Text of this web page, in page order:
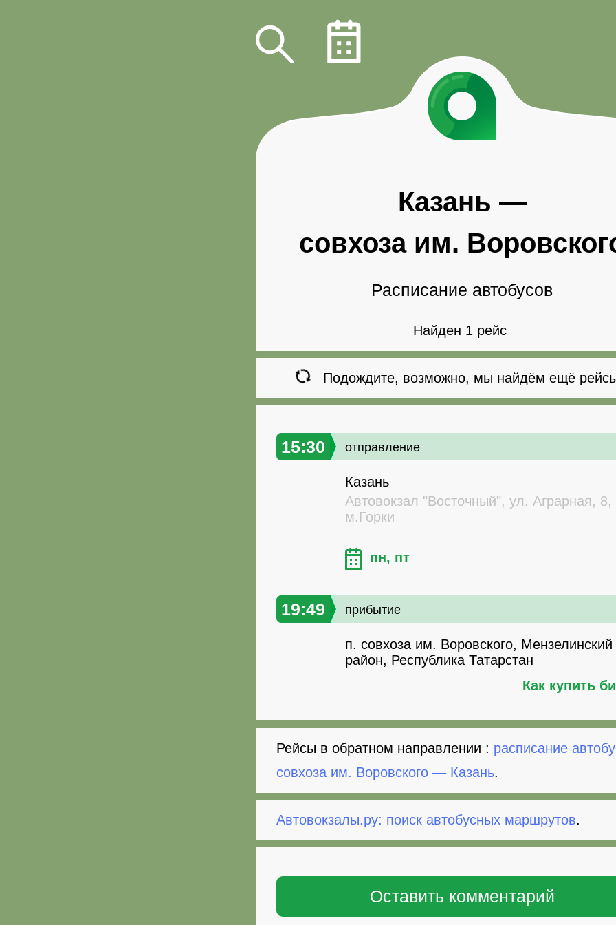
Казань —
совхоза им.
Расписание автобусов
Найден 1 рейс
Подождите, возможно, мы найдём ещё
15:30 отправление
Казань
Автовокзал "Восточный", ул. Аграрная, 8,
м.Горки
пн, пт
19:49 прибытие
п. совхоза им. Воровского, Мензелинский
район, Республика Татарстан
Как купить
Рейсы в обратном направлении : расписание
совхоза им. Воровского — Казань.
Автовокзалы.ру: поиск автобусных маршрутов.